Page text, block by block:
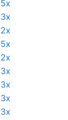
5x
3x
2x
5x
2x
3x
3x
3x
3x